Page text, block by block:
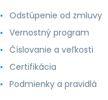
Odstúpenie od zmluvy
Vernostný program
Číslovanie a veľkosti
Certifikácia
Podmienky a pravidlá